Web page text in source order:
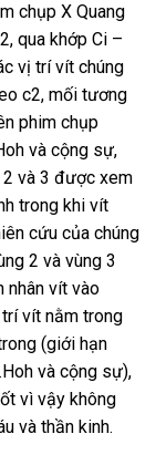
chụp X Quang
qua khớp Ci –
vị trí vít chúng
c2, mối tương
phim chụp
và cộng sự,
2 và 3 được xem
trong khi vít
cứu của chúng
2 và vùng 3
nhân vít vào
vít nằm trong
(giới hạn
và cộng sự),
vì vậy không
và thần kinh.